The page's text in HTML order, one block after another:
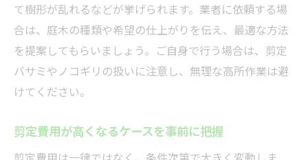
て樹形が乱れるなどが挙げられます。業者に依頼する場
合は、庭木の種類や希望の仕上がりを伝え、最適な方法
を提案してもらいましょう。ご自身で行う場合は、剪定
バサミやノコギリの扱いに注意し、無理な高所作業は避
けてください。
剪定費用が高くなるケースを事前に把握